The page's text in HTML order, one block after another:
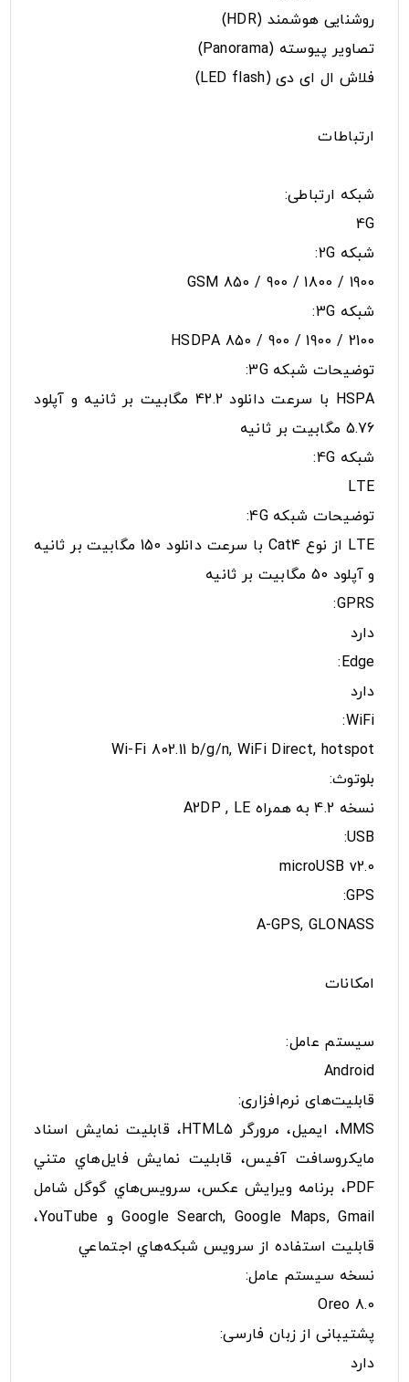
روشنایی هوشمند (HDR)
تصاویر پیوسته (Panorama)
فلاش ال ای دی (LED flash)
ارتباطات
شبکه ارتباطی:
4G
شبکه 2G:
GSM 850 / 900 / 1800 / 1900
شبکه 3G:
HSDPA 850 / 900 / 1900 / 2100
توضیحات شبکه 3G:
HSPA با سرعت دانلود 42.2 مگابیت بر ثانیه و آپلود
5.76 مگابیت بر ثانیه
شبکه 4G:
LTE
توضیحات شبکه 4G:
LTE از نوع Cat4 با سرعت دانلود 150 مگابیت بر ثانیه
و آپلود 50 مگابیت بر ثانیه
GPRS:
دارد
Edge:
دارد
WiFi:
Wi-Fi 802.11 b/g/n, WiFi Direct, hotspot
بلوتوث:
نسخه 4.2 به همراه A2DP , LE
USB:
microUSB v2.0
GPS:
A-GPS, GLONASS
امکانات
سیستم عامل:
Android
قابلیت‌های نرم‌افزاری:
MMS، ايميل، مرورگر HTML5، قابليت نمايش اسناد
مايکروسافت آفيس، قابليت نمايش فايل‌هاي متني
PDF، برنامه ويرايش عکس، سرويس‌هاي گوگل شامل
Google Search, Google Maps, Gmail و YouTube،
قابليت استفاده از سرويس شبکه‌هاي اجتماعي
نسخه سیستم عامل:
Oreo 8.0
پشتیبانی از زبان فارسی:
دارد